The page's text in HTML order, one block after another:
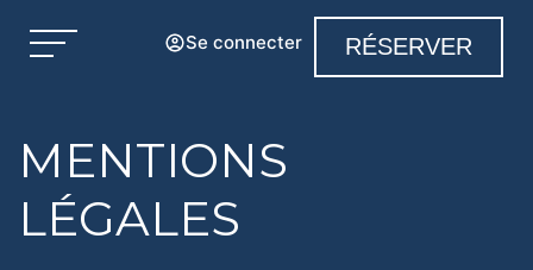
Se connecter RÉSERVER
MENTIONS
LÉGALES